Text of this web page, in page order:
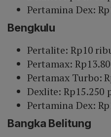
Pertamina Dex:
Bengkulu
Pertalite: Rp10
Pertamax:
Pertamax Turbo:
Dexlite: Rp15.250
Pertamina Dex:
Bangka Belitung